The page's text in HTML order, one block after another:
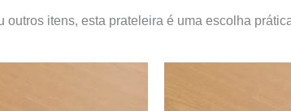
itens, esta prateleira é uma escolha